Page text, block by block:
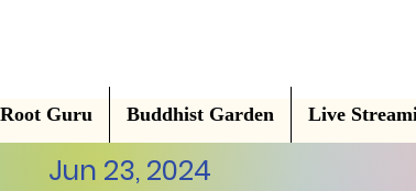
Root Guru Buddhist Garden Live
Jun 23, 2024